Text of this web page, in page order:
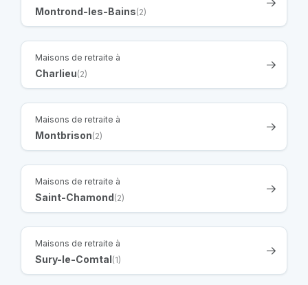
Montrond-les-Bains(2)
Maisons de retraite à
Charlieu(2)
Maisons de retraite à
Montbrison(2)
Maisons de retraite à
Saint-Chamond (2)
Maisons de retraite à
Sury-le-Comtal (1)